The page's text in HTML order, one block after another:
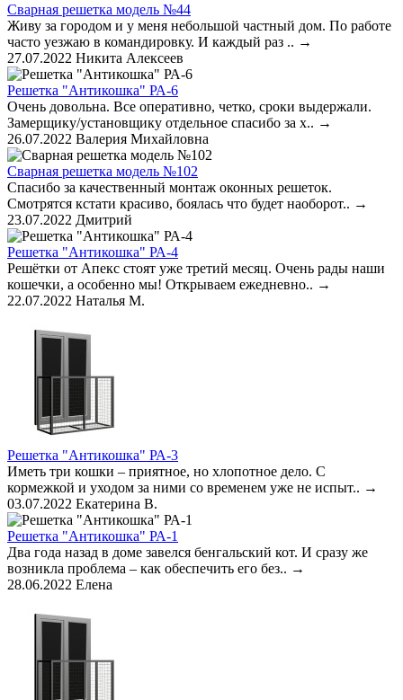
Сварная решетка модель №44
Живу за городом и у меня небольшой частный дом. По работе
часто уезжаю в командировку. И каждый раз .. →
27.07.2022 Никита Алексеев
Решетка "Антикошка" РА-6
Очень довольна. Все оперативно, четко, сроки выдержали.
Замерщику/установщику отдельное спасибо за х.. →
26.07.2022 Валерия Михайловна
Сварная решетка модель №102
Спасибо за качественный монтаж оконных решеток.
Смотрятся кстати красиво, боялась что будет наоборот.. →
23.07.2022 Дмитрий
Решетка "Антикошка" РА-4
Решётки от Апекс стоят уже третий месяц. Очень рады наши
кошечки, а особенно мы! Открываем ежедневно.. →
22.07.2022 Наталья М.
Решетка "Антикошка" РА-3
Иметь три кошки – приятное, но хлопотное дело. С
кормежкой и уходом за ними со временем уже не испыт.. →
03.07.2022 Екатерина В.
Решетка "Антикошка" РА-1
Два года назад в доме завелся бенгальский кот. И сразу же
возникла проблема – как обеспечить его без.. →
28.06.2022 Елена